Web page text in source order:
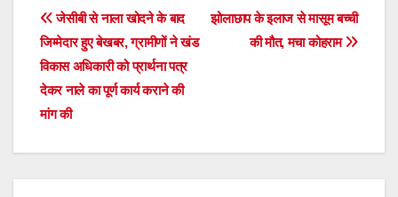
e
b
o
o
er s
A
p
p
e
Post
navigation
झोलाछाप के इलाज से मासूम बच्ची
की मौत, मचा कोहराम
जेसीबी से नाला खोदने के बाद
जिम्मेदार हुए बेखबर, ग्रामीणों ने खंड
विकास अधिकारी को प्रार्थना पत्र
देकर नाले का पूर्ण कार्य कराने की
मांग की